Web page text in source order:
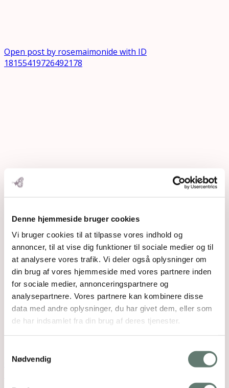
Denne hjemmeside bruger cookies
Vi bruger cookies til at tilpasse vores indhold og
annoncer, til at vise dig funktioner til sociale medier og til
at analysere vores trafik. Vi deler også oplysninger om
din brug af vores hjemmeside med vores partnere inden
for sociale medier, annonceringspartnere og
analysepartnere. Vores partnere kan kombinere disse
data med andre oplysninger, du har givet dem, eller som
de har indsamlet fra din brug af deres tjenester.
Nødvendig
Open post by rosemaimonide with ID
18155419726492178
Open post by rosemaimonide with ID